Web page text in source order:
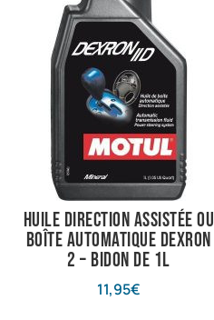
Huile direction assistée ou
boîte automatique DEXRON
2 – bidon de 1L
11,95€